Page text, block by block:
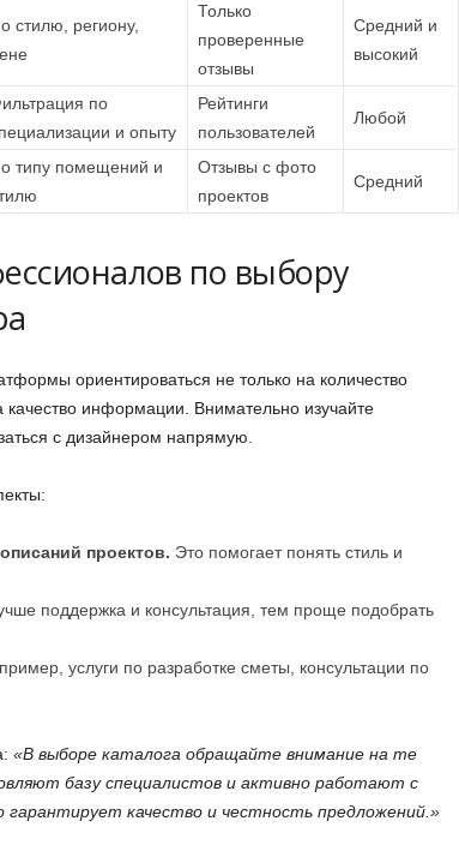
стилю, региону,
Только
проверенные
отзывы
Средний и
высокий
по
и опыту
Рейтинги
пользователей
Любой
типу помещений и
Отзывы с фото
проектов
Средний
по выбору
ориентироваться не только на количество
информации. Внимательно изучайте
с дизайнером напрямую.
проектов. Это помогает понять стиль и
поддержка и консультация, тем проще подобрать
услуги по разработке сметы, консультации по
«В выборе каталога обращайте внимание на те
базу специалистов и активно работают с
качество и честность предложений.»